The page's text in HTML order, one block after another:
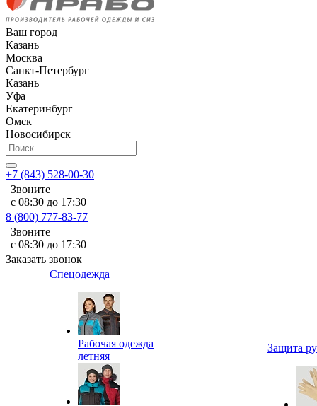
Ваш город
Казань
Москва
Санкт-Петербург
Казань
Уфа
Екатеринбург
Омск
Новосибирск
+7 (843) 528-00-30
Звоните
с 08:30 до 17:30
8 (800) 777-83-77
Звоните
с 08:30 до 17:30
Заказать звонок
Спецодежда
Рабочая одежда
летняя
Защита